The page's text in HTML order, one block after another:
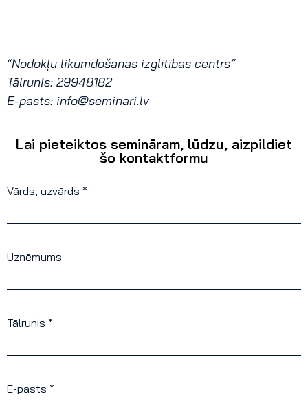
“Nodokļu likumdošanas izglītības centrs”
Tālrunis: 29948182
E-pasts: info@seminari.lv
Lai pieteiktos semināram, lūdzu, aizpildiet
šo kontaktformu
Vārds, uzvārds *
Uzņēmums
Tālrunis *
E-pasts *